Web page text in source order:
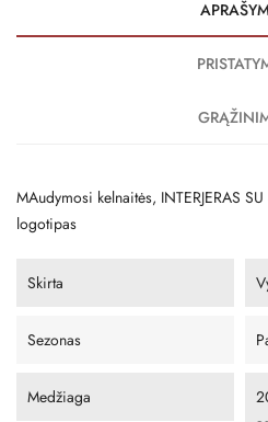
MAudymosi kelnaitės, INTERJERAS
logotipas
Skirta
Sezonas
Medžiaga